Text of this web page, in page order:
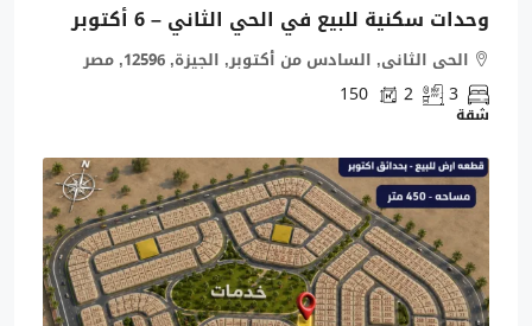
وحدات سكنية للبيع في الحي الثاني – 6 أكتوبر
الحى الثانى, السادس من أكتوبر, الجيزة, 12596, مصر
3
2
150
شقة